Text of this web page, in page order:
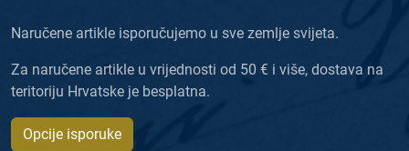
Naručene artikle isporučujemo u sve zemlje svijeta.
Za naručene artikle u vrijednosti od 50 € i više, dostava na
teritoriju Hrvatske je besplatna.
Opcije isporuke